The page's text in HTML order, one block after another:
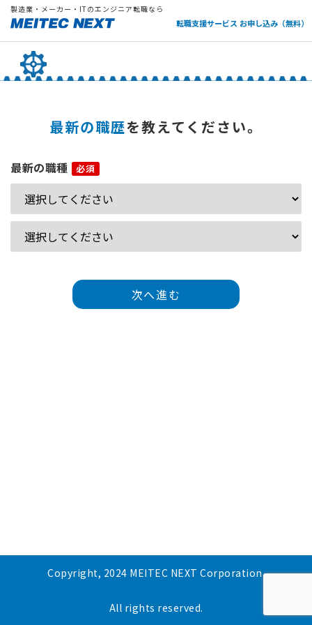
製造業・メーカー・ITのエンジニア転職なら
転職支援サービス お申し込み（無料）
最新の職歴を教えてください。
最新の職種
次へ進む
Copyright, 2024 MEITEC NEXT Corporation.
All rights reserved.